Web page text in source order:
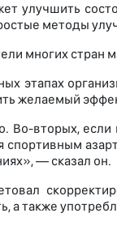
улучшить
методы
многих стран
этапах
желаемый
Во-вторых,
спортивным
— сказал он.
а также